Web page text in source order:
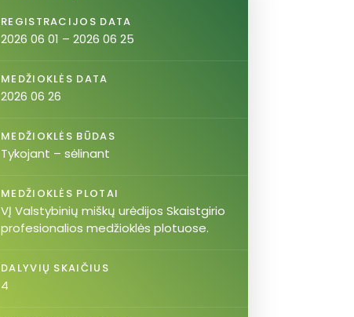
REGISTRACIJOS DATA
2026 06 01 – 2026 06 25
MEDŽIOKLĖS DATA
2026 06 26
MEDŽIOKLĖS BŪDAS
Tykojant – sėlinant
MEDŽIOKLĖS PLOTAI
VĮ Valstybinių miškų urėdijos Skaistgirio
profesionalios medžioklės plotuose.
DALYVIŲ SKAIČIUS
4